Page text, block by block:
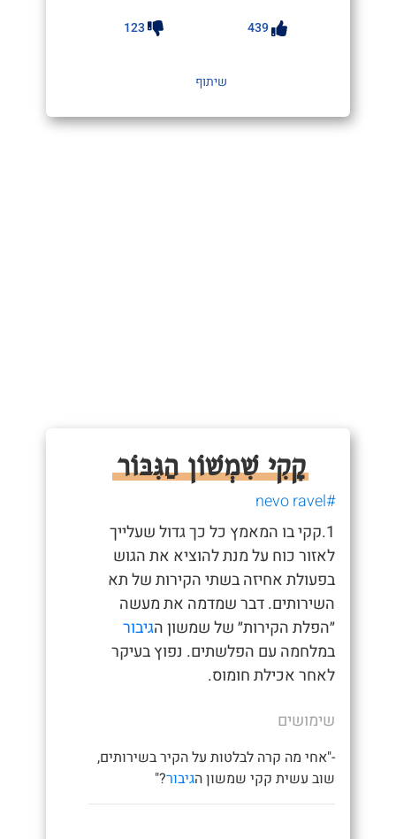
439
123
שיתוף
קָקִי שִׁמְשׁוֹן הַגִּבּוֹר
#nevo ravel
1.קקי בו המאמץ כל כך גדול שעלייך
לאזור כוח על מנת להוציא את הגוש
בפעולת אחיזה בשתי הקירות של תא
השירותים. דבר שמדמה את מעשה
״הפלת הקירות״ של שמשון הגיבור
במלחמה עם הפלשתים. נפוץ בעיקר
לאחר אכילת חומוס.
שימושים
-"אחי מה קרה לבלטות על הקיר בשירותים,
שוב עשית קקי שמשון הגיבור?"